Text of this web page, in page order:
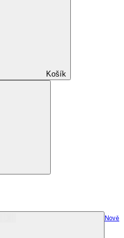
Košík
Nově